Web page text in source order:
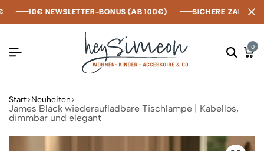
10€ NEWSLETTER-BONUS (AB 100€) SICHERE ZAHLUNG
10€ NEWSLETTER-BONUS (AB 100€) SICHERE ZAHLUNG
10€ NEWSLETTER-BONUS (AB 100€) SICHERE ZAHLUNG
0
Start Neuheiten
James Black wiederaufladbare Tischlampe | Kabellos,
dimmbar und elegant